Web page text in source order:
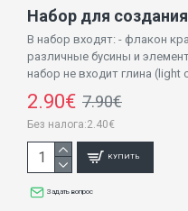
В набор входят: - флакон
различные бусины и
набор не входит глина (light
2.90€ 7.90€
Без налога:2.40€
КУПИТЬ
Задать вопрос